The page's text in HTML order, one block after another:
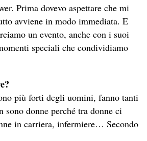
Prima dovevo aspettare che mi
avviene in modo immediata. E
un evento, anche con i suoi
speciali che condividiamo
più forti degli uomini, fanno tanti
donne perché tra donne ci
in carriera, infermiere… Secondo